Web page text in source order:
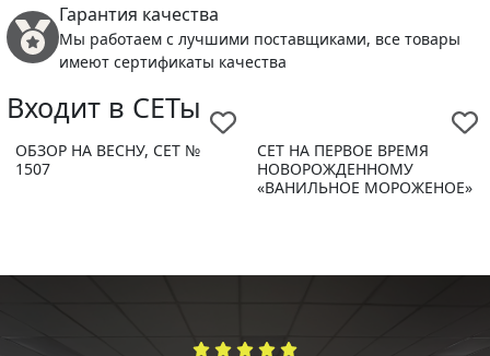
Гарантия качества
Мы работаем с лучшими поставщиками, все товары
имеют сертификаты качества
Входит в СЕТы
ОБЗОР НА ВЕСНУ, СЕТ №
1507
СЕТ НА ПЕРВОЕ ВРЕМЯ
НОВОРОЖДЕННОМУ
«ВАНИЛЬНОЕ МОРОЖЕНОЕ»